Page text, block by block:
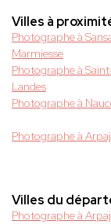
Villes à
Photographe à
Marmiesse
Photographe à
Landes
Photographe à
Photographe à
Villes du
Photographe à